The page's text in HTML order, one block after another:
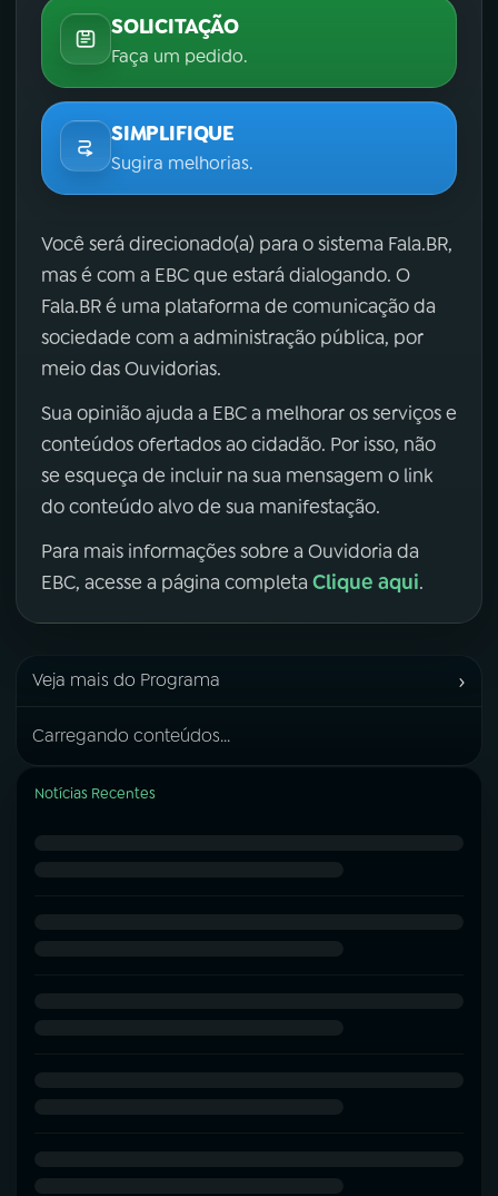
SOLICITAÇÃO
Faça um pedido.
SIMPLIFIQUE
Sugira melhorias.
Você será direcionado(a) para o sistema Fala.BR,
mas é com a EBC que estará dialogando. O
Fala.BR é uma plataforma de comunicação da
sociedade com a administração pública, por
meio das Ouvidorias.
Sua opinião ajuda a EBC a melhorar os serviços e
conteúdos ofertados ao cidadão. Por isso, não
se esqueça de incluir na sua mensagem o link
do conteúdo alvo de sua manifestação.
Para mais informações sobre a Ouvidoria da
EBC, acesse a página completa Clique aqui.
Veja mais do Programa ›
Carregando conteúdos...
Notícias Recentes